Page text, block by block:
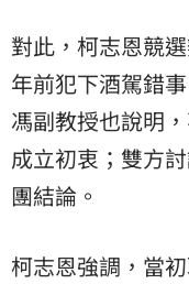
對此，柯志恩競
年前犯下酒駕錯
馮副教授也說明
成立初衷；雙方
團結論。
柯志恩強調，當